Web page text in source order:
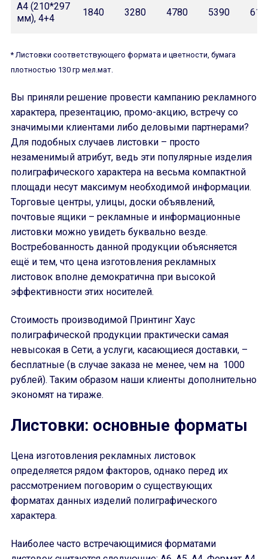
А4 (210*297
мм), 4+4
1840 3280 4780 5390
* Листовки соответствующего формата и цветности, бумага
плотностью 130 гр мел.мат.
Вы приняли решение провести кампанию рекламного
характера, презентацию, промо-акцию, встречу со
значимыми клиентами либо деловыми партнерами?
Для подобных случаев листовки – просто
незаменимый атрибут, ведь эти популярные изделия
полиграфического характера на весьма компактной
площади несут максимум необходимой информации.
Торговые центры, улицы, доски объявлений,
почтовые ящики – рекламные и информационные
листовки можно увидеть буквально везде.
Востребованность данной продукции объясняется
ещё и тем, что цена изготовления рекламных
листовок вполне демократична при высокой
эффективности этих носителей.
Стоимость производимой Принтинг Хаус
полиграфической продукции практически самая
невысокая в Сети, а услуги, касающиеся доставки, –
бесплатные (в случае заказа не менее, чем на 1000
рублей). Таким образом наши клиенты дополнительно
экономят на тираже.
Листовки: основные форматы
Цена изготовления рекламных листовок
определяется рядом факторов, однако перед их
рассмотрением поговорим о существующих
форматах данных изделий полиграфического
характера.
Наиболее часто встречающимися форматами